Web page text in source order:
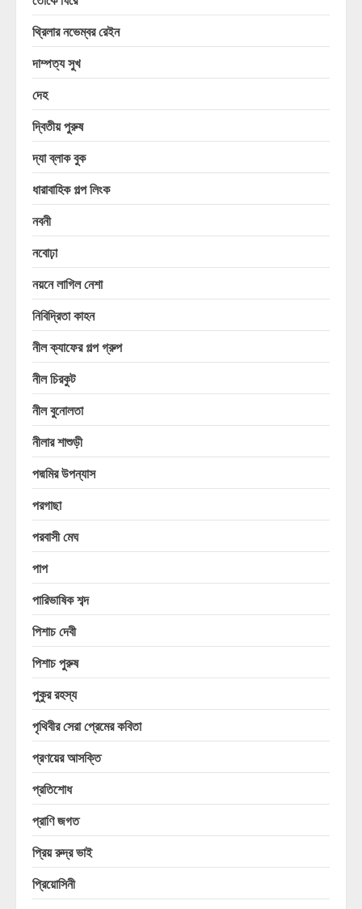
থ্রিলার নভেম্বর রেইন
দাম্পত্য সুখ
দেহ
দ্বিতীয় পুরুষ
দ্যা ব্লাক বুক
ধারাবাহিক গল্প লিংক
নবনী
নবোঢ়া
নয়নে লাগিল নেশা
নিবিদ্রিতা কাহন
নীল ক্যাফের গল্প গ্রুপ
নীল চিরকুট
নীল বুনোলতা
নীলার শাশুড়ী
পদ্মমির উপন্যাস
পরগাছা
পরবাসী মেঘ
পাপ
পারিভাষিক শব্দ
পিশাচ দেবী
পিশাচ পুরুষ
পুকুর রহস্য
পৃথিবীর সেরা প্রেমের কবিতা
প্রণয়ের আসক্তি
প্রতিশোধ
প্রাণি জগত
প্রিয় রুদ্র ভাই
প্রিয়োসিনী